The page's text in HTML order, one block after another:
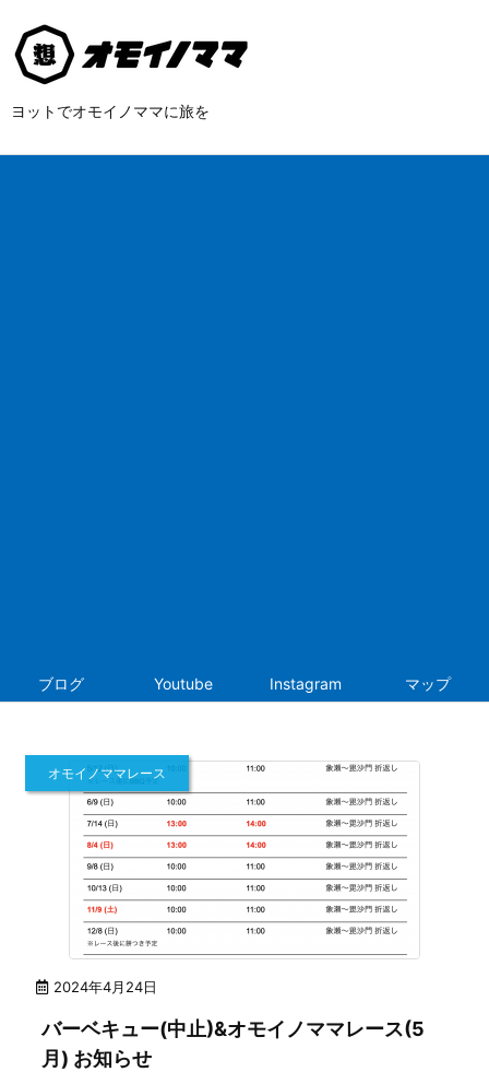
ヨットでオモイノママに旅を
ブログ Youtube Instagram マップ
2024年4月24日
オモイノママレース
バーベキュー(中止)&オモイノママレース(5
月) お知らせ